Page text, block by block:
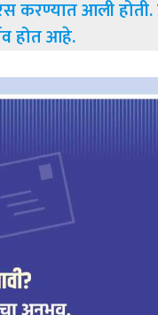
आली होती.
होत आहे.